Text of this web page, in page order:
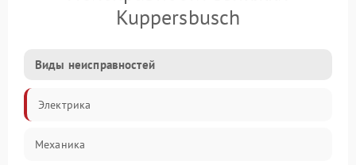
Kuppersbusch
Виды неисправностей
Электрика
Механика